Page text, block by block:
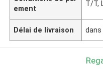
ement
T/T,
Délai de livraison